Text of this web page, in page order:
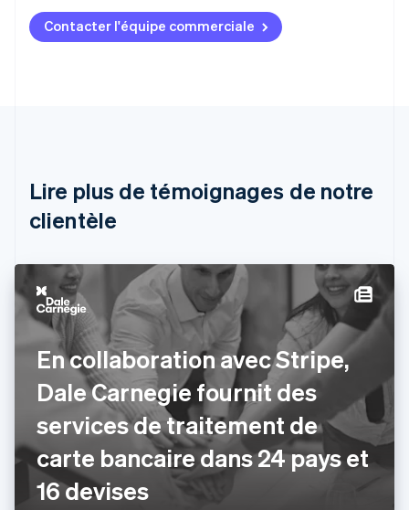
Contacter l'équipe commerciale
Lire plus de témoignages de notre
clientèle
En collaboration avec Stripe,
Dale Carnegie fournit des
services de traitement de
carte bancaire dans 24 pays et
16 devises
Allemagne
Brésil
PortuguêsEnglish
Bulgarie
English
Chine continentale
简体中文 English
Chypre
English
Croatie
EnglishItaliano
Danemark
English
Émirats arabes unis
English
Espagne
EspañolEnglish